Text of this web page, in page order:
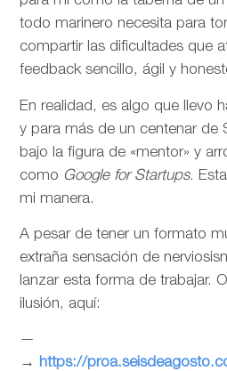
todo marinero necesita para
compartir las dificultades que
feedback sencillo, ágil y
En realidad, es algo que llevo
y para más de un centenar de
bajo la figura de «mentor» y
como Google for Startups.
mi manera.
A pesar de tener un formato
extraña sensación de
lanzar esta forma de trabajar.
ilusión, aquí:
—
→ https://